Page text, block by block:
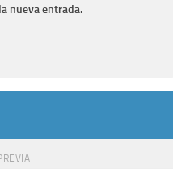
nueva entrada.